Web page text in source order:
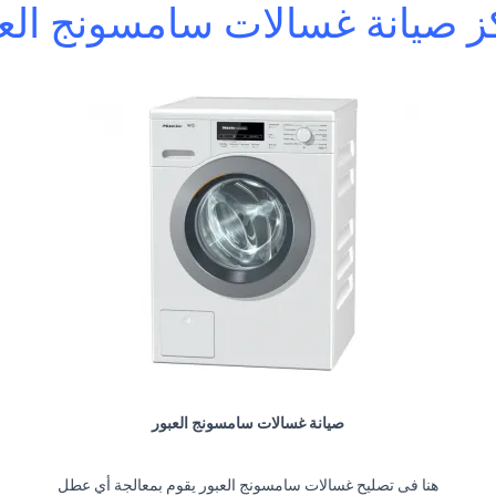
صيانة غسالات سامسونج
صيانة غسالات سامسونج العبور
هنا فى تصليح غسالات سامسونج العبور يقوم بمعالجة أي عطل